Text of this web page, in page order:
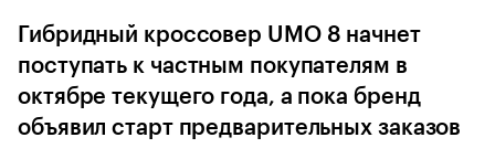
Гибридный кроссовер UMO 8 начнет
поступать к частным покупателям в
октябре текущего года, а пока бренд
объявил старт предварительных заказов